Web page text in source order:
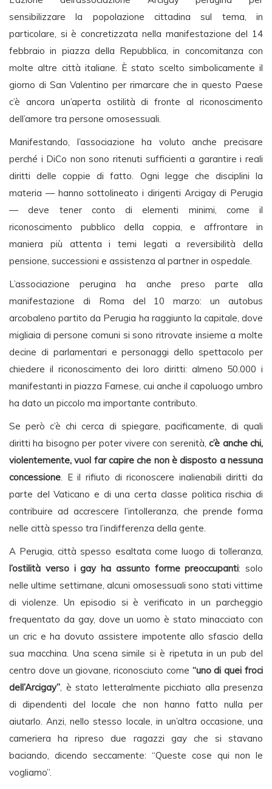
sensibilizzare la popolazione cittadina sul tema, in
particolare, si è concretizzata nella manifestazione del 14
febbraio in piazza della Repubblica, in concomitanza con
molte altre città italiane. È stato scelto simbolicamente il
giorno di San Valentino per rimarcare che in questo Paese
c’è ancora un’aperta ostilità di fronte al riconoscimento
dell’amore tra persone omosessuali.
Manifestando, l’associazione ha voluto anche precisare
perché i DiCo non sono ritenuti sufficienti a garantire i reali
diritti delle coppie di fatto. Ogni legge che disciplini la
materia — hanno sottolineato i dirigenti Arcigay di Perugia
— deve tener conto di elementi minimi, come il
riconoscimento pubblico della coppia, e affrontare in
maniera più attenta i temi legati a reversibilità della
pensione, successioni e assistenza al partner in ospedale.
L’associazione perugina ha anche preso parte alla
manifestazione di Roma del 10 marzo: un autobus
arcobaleno partito da Perugia ha raggiunto la capitale, dove
migliaia di persone comuni si sono ritrovate insieme a molte
decine di parlamentari e personaggi dello spettacolo per
chiedere il riconoscimento dei loro diritti: almeno 50.000 i
manifestanti in piazza Farnese, cui anche il capoluogo umbro
ha dato un piccolo ma importante contributo.
Se però c’è chi cerca di spiegare, pacificamente, di quali
diritti ha bisogno per poter vivere con serenità,c’è anche chi,
violentemente, vuol far capire che non è disposto a nessuna
concessione. E il rifiuto di riconoscere inalienabili diritti da
parte del Vaticano e di una certa classe politica rischia di
contribuire ad accrescere l’intolleranza, che prende forma
nelle città spesso tra l’indifferenza della gente.
A Perugia, città spesso esaltata come luogo di tolleranza,
l’ostilità verso i gay ha assunto forme preoccupanti: solo
nelle ultime settimane, alcuni omosessuali sono stati vittime
di violenze. Un episodio si è verificato in un parcheggio
frequentato da gay, dove un uomo è stato minacciato con
un cric e ha dovuto assistere impotente allo sfascio della
sua macchina. Una scena simile si è ripetuta in un pub del
centro dove un giovane, riconosciuto come “uno di quei froci
dell’Arcigay”, è stato letteralmente picchiato alla presenza
di dipendenti del locale che non hanno fatto nulla per
aiutarlo. Anzi, nello stesso locale, in un’altra occasione, una
cameriera ha ripreso due ragazzi gay che si stavano
baciando, dicendo seccamente: “Queste cose qui non le
vogliamo”.